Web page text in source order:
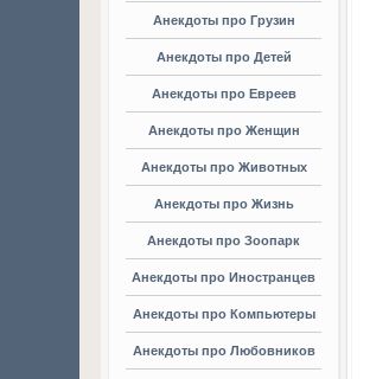
Анекдоты про Грузин
Анекдоты про Детей
Анекдоты про Евреев
Анекдоты про Женщин
Анекдоты про Животных
Анекдоты про Жизнь
Анекдоты про Зоопарк
Анекдоты про Иностранцев
Анекдоты про Компьютеры
Анекдоты про Любовников